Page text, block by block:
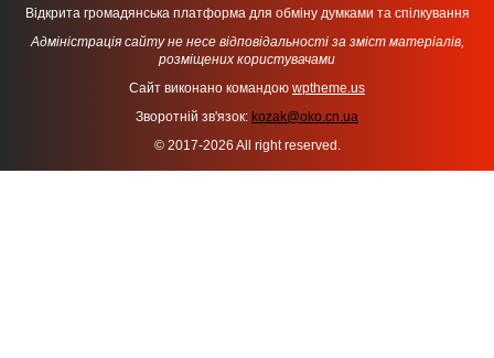
Відкрита громадянська платформа для обміну думками та спілкування
Адміністрація сайту не несе відповідальності за зміст матеріалів,
розміщених користувачами
Сайт виконано командою wptheme.us
Зворотній зв'язок: kozak@oko.cn.ua
© 2017-2026 All right reserved.